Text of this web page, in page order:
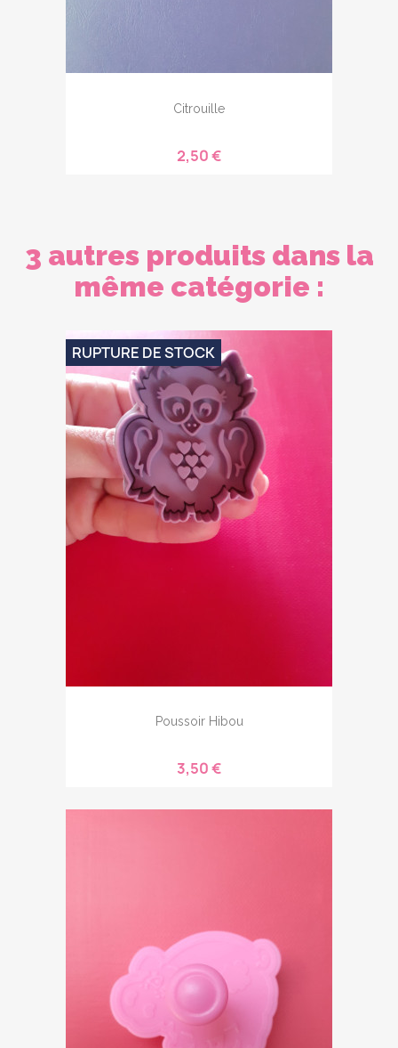
Citrouille
2,50 €
3 autres produits dans la
même catégorie :
Poussoir Hibou
3,50 €
RUPTURE DE STOCK